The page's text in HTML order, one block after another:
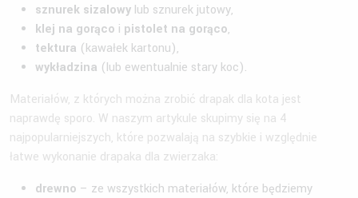
sznurek sizalowy lub sznurek jutowy,
klej na gorąco i pistolet na gorąco,
tektura (kawałek kartonu),
wykładzina (lub ewentualnie stary koc).
Materiałów, z których można zrobić drapak dla kota jest
naprawdę sporo. W naszym artykule skupimy się na 4
najpopularniejszych, które pozwalają na szybkie i względnie
łatwe wykonanie drapaka dla zwierzaka:
drewno – ze wszystkich materiałów, które będziemy